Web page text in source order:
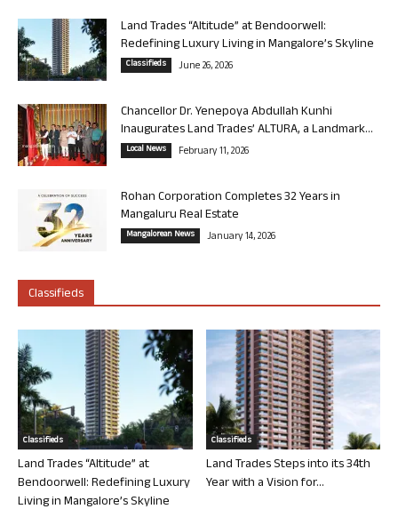
Land Trades “Altitude” at Bendoorwell:
Redefining Luxury Living in Mangalore’s Skyline
Classifieds June 26, 2026
Chancellor Dr. Yenepoya Abdullah Kunhi
Inaugurates Land Trades’ ALTURA, a Landmark...
Local News February 11, 2026
Rohan Corporation Completes 32 Years in
Mangaluru Real Estate
Mangalorean News January 14, 2026
Classifieds
Classifieds
Land Trades “Altitude” at
Bendoorwell: Redefining Luxury
Living in Mangalore’s Skyline
Classifieds
Land Trades Steps into its 34th
Year with a Vision for...